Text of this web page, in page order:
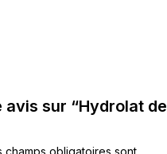
sur “Hydrolat de
champs obligatoires sont